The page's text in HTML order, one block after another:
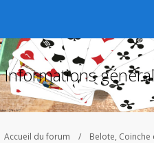
Informations
Accueil du forum Belote, Coinche